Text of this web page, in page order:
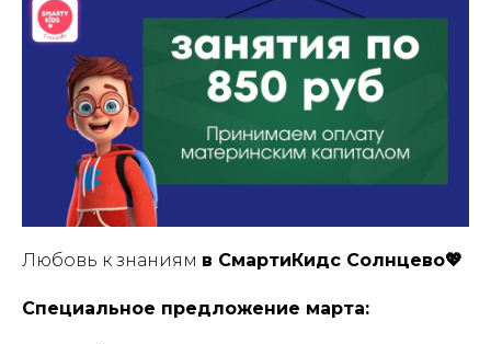
Любовь к знаниям в СмартиКидс Солнцево💖
Специальное предложение марта: